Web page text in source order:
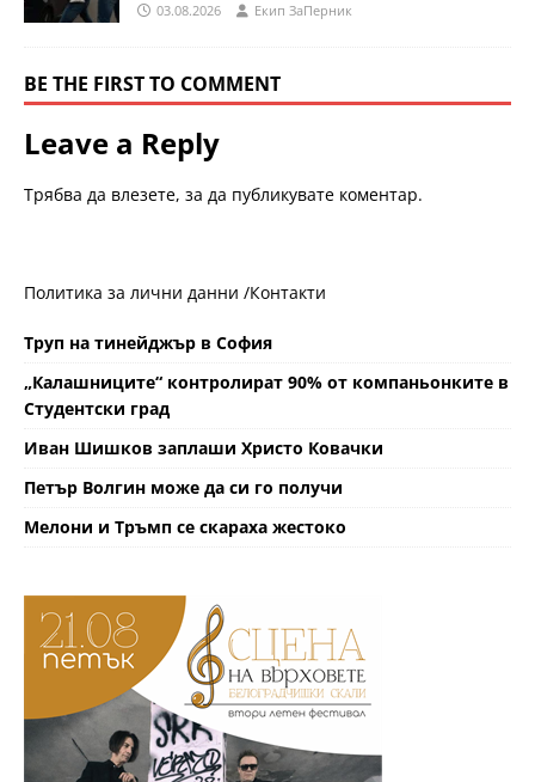
03.08.2026 Eкип ЗаПерник
BE THE FIRST TO COMMENT
Leave a Reply
Трябва да влезете, за да публикувате коментар.
Политика за лични данни /Контакти
Труп на тинейджър в София
„Калашниците“ контролират 90% от компаньонките в
Студентски град
Иван Шишков заплаши Христо Ковачки
Петър Волгин може да си го получи
Мелони и Тръмп се скараха жестоко